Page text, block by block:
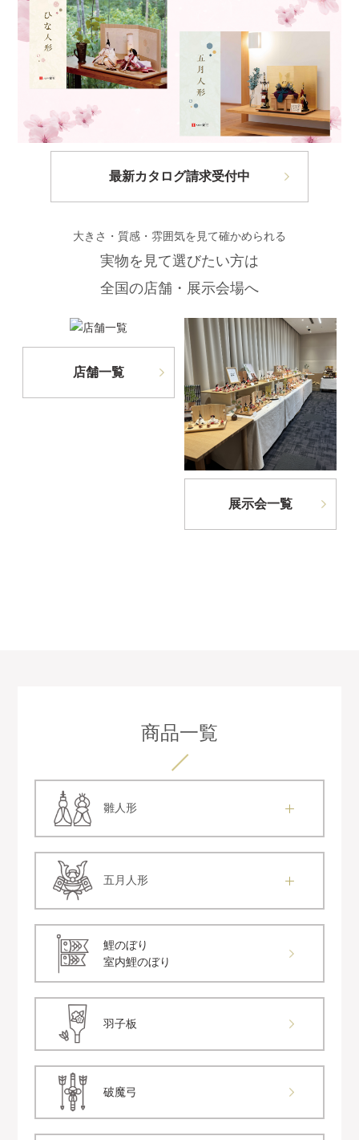
最新カタログ請求受付中
大きさ・質感・雰囲気を見て確かめられる
実物を見て選びたい方は
全国の店舗・展示会場へ
店舗一覧
展示会一覧
商品一覧
雛人形
五月人形
鯉のぼり
室内鯉のぼり
羽子板
破魔弓